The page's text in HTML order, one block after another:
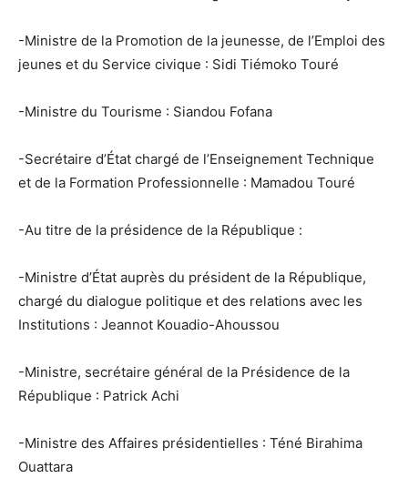
-Ministre de la Promotion de la jeunesse, de l’Emploi des
jeunes et du Service civique : Sidi Tiémoko Touré
-Ministre du Tourisme : Siandou Fofana
-Secrétaire d’État chargé de l’Enseignement Technique
et de la Formation Professionnelle : Mamadou Touré
-Au titre de la présidence de la République :
-Ministre d’État auprès du président de la République,
chargé du dialogue politique et des relations avec les
Institutions : Jeannot Kouadio-Ahoussou
-Ministre, secrétaire général de la Présidence de la
République : Patrick Achi
-Ministre des Affaires présidentielles : Téné Birahima
Ouattara